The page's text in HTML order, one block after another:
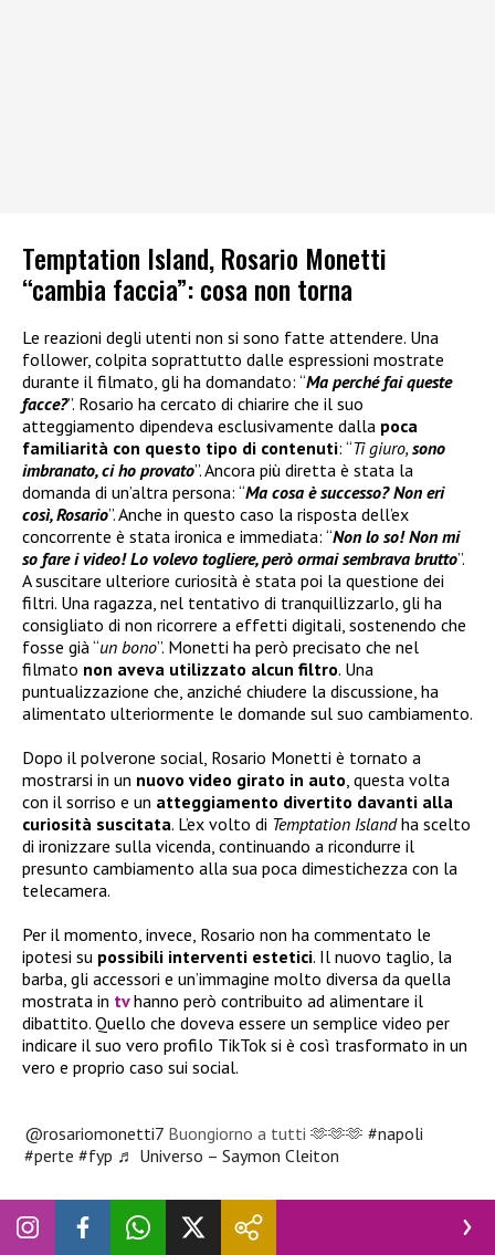
Temptation Island, Rosario Monetti
“cambia faccia”: cosa non torna
Le reazioni degli utenti non si sono fatte attendere. Una
follower, colpita soprattutto dalle espressioni mostrate
durante il filmato, gli ha domandato: “Ma perché fai queste
facce?”. Rosario ha cercato di chiarire che il suo
atteggiamento dipendeva esclusivamente dalla poca
familiarità con questo tipo di contenuti: “Ti giuro, sono
imbranato, ci ho provato”. Ancora più diretta è stata la
domanda di un’altra persona: “Ma cosa è successo? Non eri
così, Rosario”. Anche in questo caso la risposta dell’ex
concorrente è stata ironica e immediata: “Non lo so! Non mi
so fare i video! Lo volevo togliere, però ormai sembrava brutto”.
A suscitare ulteriore curiosità è stata poi la questione dei
filtri. Una ragazza, nel tentativo di tranquillizzarlo, gli ha
consigliato di non ricorrere a effetti digitali, sostenendo che
fosse già “un bono”. Monetti ha però precisato che nel
filmato non aveva utilizzato alcun filtro. Una
puntualizzazione che, anziché chiudere la discussione, ha
alimentato ulteriormente le domande sul suo cambiamento.
Dopo il polverone social, Rosario Monetti è tornato a
mostrarsi in un nuovo video girato in auto, questa volta
con il sorriso e un atteggiamento divertito davanti alla
curiosità suscitata. L’ex volto di Temptation Islandha scelto
di ironizzare sulla vicenda, continuando a ricondurre il
presunto cambiamento alla sua poca dimestichezza con la
telecamera.
Per il momento, invece, Rosario non ha commentato le
ipotesi su possibili interventi estetici. Il nuovo taglio, la
barba, gli accessori e un’immagine molto diversa da quella
mostrata in tvhanno però contribuito ad alimentare il
dibattito. Quello che doveva essere un semplice video per
indicare il suo vero profilo TikTok si è così trasformato in un
vero e proprio caso sui social.
@rosariomonetti7 Buongiorno a tutti 🫶🫶🫶#napoli
#perte #fyp ♬ Universo – Saymon Cleiton